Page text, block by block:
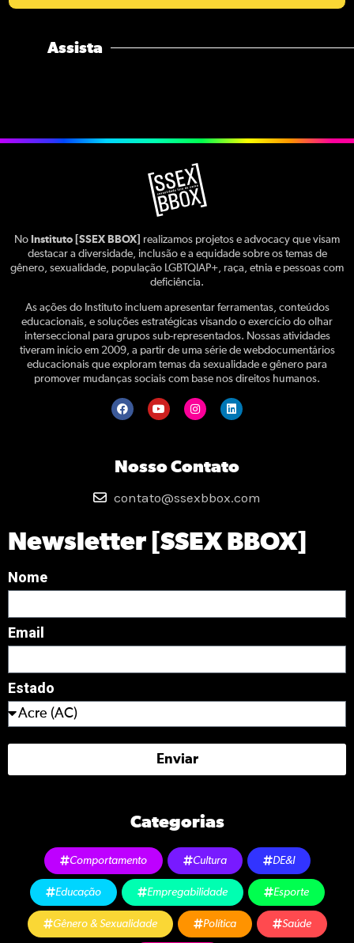
Assista
No Instituto [SSEX BBOX]
realizamos projetos e advocacy que visam
destacar a diversidade, inclusão e a equidade sobre os temas de
gênero, sexualidade, população LGBTQIAP+, raça, etnia e pessoas com
deficiência.
As ações do Instituto incluem apresentar ferramentas, conteúdos
educacionais, e soluções estratégicas visando o exercício do olhar
interseccional para grupos sub-representados. Nossas atividades
tiveram início em 2009, a partir de uma série de webdocumentários
educacionais que exploram temas da sexualidade e gênero para
promover mudanças sociais com base nos direitos humanos.
Nosso Contato
contato@ssexbbox.com
Newsletter [SSEX BBOX]
Nome
Email
Estado
Enviar
Categorias
Comportamento Cultura DE&I
Educação Empregabilidade Esporte
Gênero & Sexualidade Política Saúde